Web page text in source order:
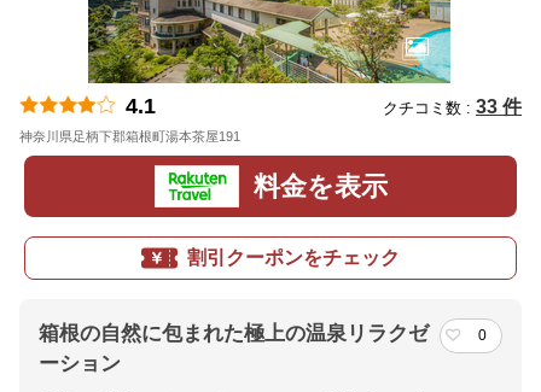
4.1 クチコミ数 : 33 件
神奈川県足柄下郡箱根町湯本茶屋191
料金を表示
割引クーポンをチェック
箱根の自然に包まれた極上の温泉リラクゼ
ーション
0